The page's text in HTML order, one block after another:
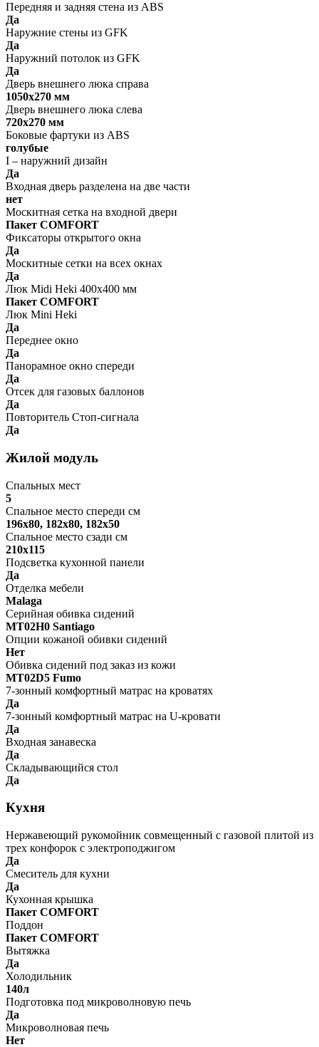
Передняя и задняя стена из ABS
Да
Наружние стены из GFK
Да
Наружний потолок из GFK
Да
Дверь внешнего люка справа
1050х270 мм
Дверь внешнего люка слева
720х270 мм
Боковые фартуки из ABS
голубые
I – наружний дизайн
Да
Входная дверь разделена на две части
нет
Москитная сетка на входной двери
Пакет COMFORT
Фиксаторы открытого окна
Да
Москитные сетки на всех окнах
Да
Люк Midi Heki 400x400 мм
Пакет COMFORT
Люк Mini Heki
Да
Переднее окно
Да
Панорамное окно спереди
Да
Отсек для газовых баллонов
Да
Повторитель Стоп-сигнала
Да
Жилой модуль
Спальных мест
5
Спальное место спереди см
196х80, 182х80, 182х50
Спальное место сзади см
210х115
Подсветка кухонной панели
Да
Отделка мебели
Malaga
Серийная обивка сидений
MT02H0 Santiago
Опции кожаной обивки сидений
Нет
Обивка сидений под заказ из кожи
MT02D5 Fumo
7-зонный комфортный матрас на кроватях
Да
7-зонный комфортный матрас на U-кровати
Да
Входная занавеска
Да
Складывающийся стол
Да
Кухня
Нержавеющий рукомойник совмещенный с газовой плитой из
трех конфорок с электроподжигом
Да
Смеситель для кухни
Да
Кухонная крышка
Пакет COMFORT
Поддон
Пакет COMFORT
Вытяжка
Да
Холодильник
140л
Подготовка под микроволновую печь
Да
Микроволновая печь
Нет